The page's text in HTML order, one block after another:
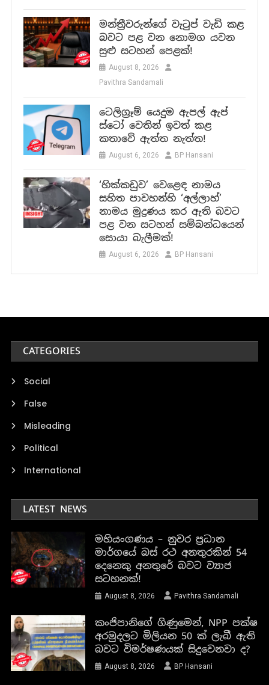
මන්ත්‍රීවරුන්ගේ වැටුප් වැඩි කළ
බවට පළ වන නොමග යවන
සුළු සටහන් පෙළක්!
August 8, 2026
Pavithra Sandamali
ටෙලිග්‍රෑම් යෙදුම ඇපල් ඇප්
ස්ටෝ වෙතින් ඉවත් කළ
කතාවේ ඇත්ත නැත්ත!
August 6, 2026 BP Hansani
‘හික්කඩුව’ වෙළෙඳ නාමය
සහිත පාවහන්හි ‘අල්ලාහ්’
නාමය මුද්‍රණය කර ඇති බවට
පළ වන සටහන් සම්බන්ධයෙන්
සොයා බැලීමක්!
August 6, 2026 BP Hansani
CATEGORIES
Social
False
Misleading
Political
International
LATEST NEWS
මහියංගණය – නුවර ප්‍රධාන
මාර්ගයේ බස් රථ අනතුරකින් 54
දෙනෙකු අනතුරේ බවට ව්‍යාජ
සටහනක්!
August 8, 2026 Pavithra Sandamali
කංජිපානිගේ ගිණුමෙන්, NPP පක්ෂ
අරමුදලට මිලියන 50 ක් ලැබී ඇති
බවට විමර්ෂණයක් සිදුවෙනවා ද?
August 8, 2026 BP Hansani